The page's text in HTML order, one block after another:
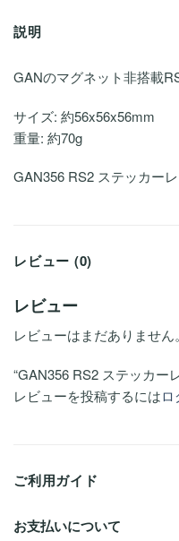
説明
GANのマグネット非搭載
サイズ: 約56x56x56mm
重量: 約70g
GAN356 RS2 ステッカー
レビュー (0)
レビュー
レビューはまだありません。
“GAN356 RS2 ステッカー
レビューを投稿するにはロ
ご利用ガイド
お支払いについて